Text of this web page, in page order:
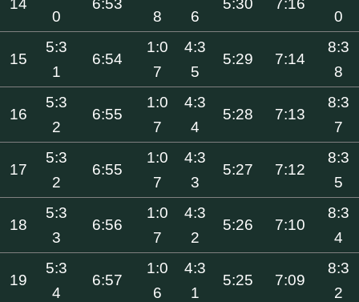
14
0
6:53
8
6
5:30 7:16
0
15
5:3
1
6:54
1:0
7
4:3
5
5:29 7:14
8:3
8
16
5:3
2
6:55
1:0
7
4:3
4
5:28 7:13
8:3
7
17
5:3
2
6:55
1:0
7
4:3
3
5:27 7:12
8:3
5
18
5:3
3
6:56
1:0
7
4:3
2
5:26 7:10
8:3
4
19
5:3
4
6:57
1:0
6
4:3
1
5:25 7:09
8:3
2